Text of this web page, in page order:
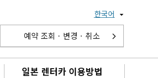
한국어
예약 조회ㆍ변경ㆍ취소
일본 렌터카 이용방법